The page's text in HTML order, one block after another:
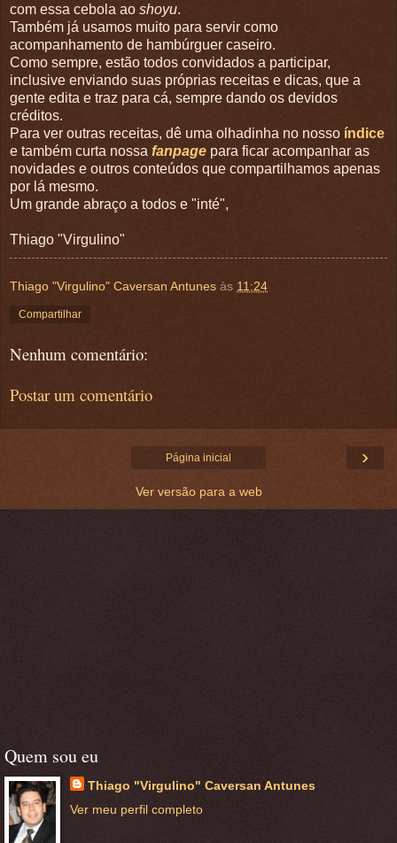
com essa cebola ao shoyu.
Também já usamos muito para servir como
acompanhamento de hambúrguer caseiro.
Como sempre, estão todos convidados a participar,
inclusive enviando suas próprias receitas e dicas, que a
gente edita e traz para cá, sempre dando os devidos
créditos.
Para ver outras receitas, dê uma olhadinha no nosso índice
e também curta nossa fanpage para ficar acompanhar as
novidades e outros conteúdos que compartilhamos apenas
por lá mesmo.
Um grande abraço a todos e "inté",
Thiago "Virgulino"
Thiago "Virgulino" Caversan Antunes às 11:24
Compartilhar
Nenhum comentário:
Postar um comentário
›
Página inicial
Ver versão para a web
Quem sou eu
Thiago "Virgulino" Caversan Antunes
Ver meu perfil completo